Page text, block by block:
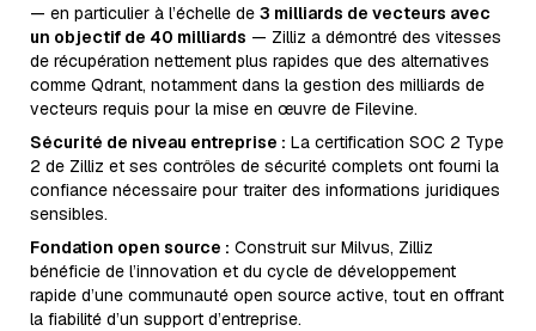
— en particulier à l’échelle de 3 milliards de vecteurs avec
un objectif de 40 milliards — Zilliz a démontré des vitesses
de récupération nettement plus rapides que des alternatives
comme Qdrant, notamment dans la gestion des milliards de
vecteurs requis pour la mise en œuvre de Filevine.
Sécurité de niveau entreprise : La certification SOC 2 Type
2 de Zilliz et ses contrôles de sécurité complets ont fourni la
confiance nécessaire pour traiter des informations juridiques
sensibles.
Fondation open source : Construit sur Milvus, Zilliz
bénéficie de l’innovation et du cycle de développement
rapide d’une communauté open source active, tout en offrant
la fiabilité d’un support d’entreprise.